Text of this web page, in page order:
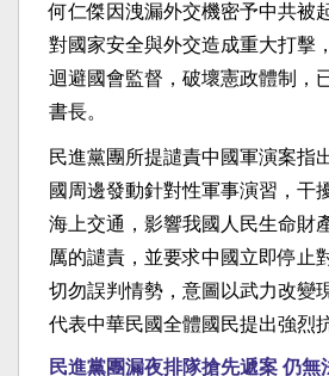
何仁傑因洩漏外交機密予中共被
對國家安全與外交造成重大打擊
迴避國會監督，破壞憲政體制，
書長。
民進黨團所提譴責中國軍演案指
國周邊發動針對性軍事演習，干
海上交通，影響我國人民生命財
厲的譴責，並要求中國立即停止
切勿誤判情勢，意圖以武力改變
代表中華民國全體國民提出強烈
民進黨團漏夜排隊搶先遞案 仍無